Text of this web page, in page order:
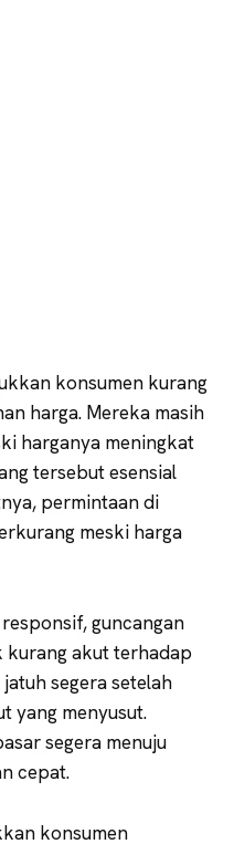
konsumen kurang
harga. Mereka masih
harganya meningkat
tersebut esensial
permintaan di
meski harga
guncangan
kurang akut terhadap
segera setelah
yang menyusut.
segera menuju
cepat.
konsumen